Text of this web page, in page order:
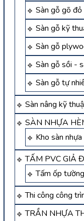
Sàn gỗ gõ
Sàn gỗ kỹ
Sàn gỗ
Sàn gỗ sồi -
Sàn gỗ tự
Sàn nâng kỹ
SÀN NHỰA
Kho sàn
TẤM PVC GIẢ
Tấm ốp
Thi công công
TRẦN NHỰA